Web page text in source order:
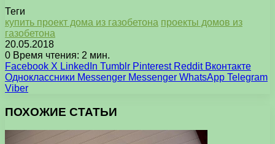
Теги
купить проект дома из газобетона проекты домов из
газобетона
20.05.2018
0 Время чтения: 2 мин.
Facebook X LinkedIn Tumblr Pinterest Reddit Вконтакте
Одноклассники Messenger Messenger WhatsApp Telegram
Viber
ПОХОЖИЕ СТАТЬИ